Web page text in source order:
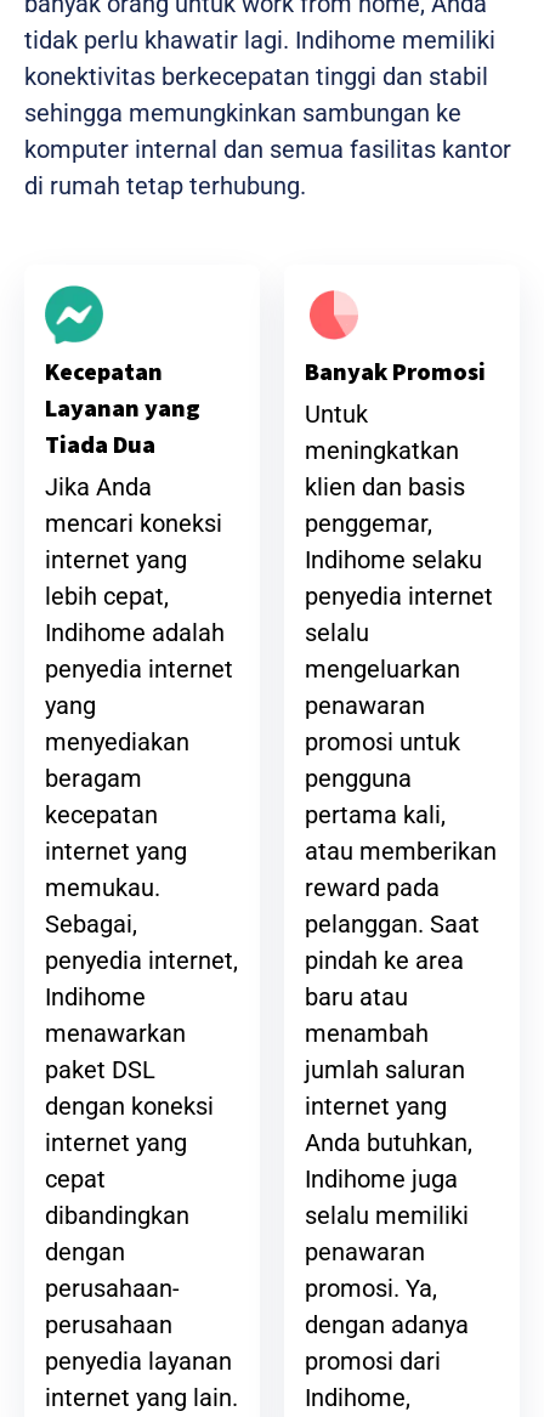
tidak perlu khawatir lagi. Indihome memiliki
konektivitas berkecepatan tinggi dan stabil
sehingga memungkinkan sambungan ke
komputer internal dan semua fasilitas kantor
di rumah tetap terhubung.
Kecepatan
Layanan yang
Tiada Dua
Jika Anda
mencari koneksi
internet yang
lebih cepat,
Indihome adalah
penyedia internet
yang
menyediakan
beragam
kecepatan
internet yang
memukau.
Sebagai,
penyedia internet,
Indihome
menawarkan
paket DSL
dengan koneksi
internet yang
cepat
dibandingkan
dengan
perusahaan-
perusahaan
penyedia layanan
internet yang lain.
Banyak Promosi
Untuk
meningkatkan
klien dan basis
penggemar,
Indihome selaku
penyedia internet
selalu
mengeluarkan
penawaran
promosi untuk
pengguna
pertama kali,
atau memberikan
reward pada
pelanggan. Saat
pindah ke area
baru atau
menambah
jumlah saluran
internet yang
Anda butuhkan,
Indihome juga
selalu memiliki
penawaran
promosi. Ya,
dengan adanya
promosi dari
Indihome,